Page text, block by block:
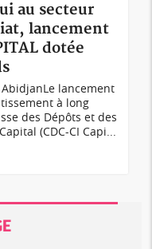
au secteur
lancement
dotée
lancement
à long
des Dépôts et des
(CDC-CI Capi...